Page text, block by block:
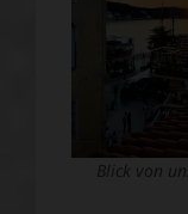
Blick von